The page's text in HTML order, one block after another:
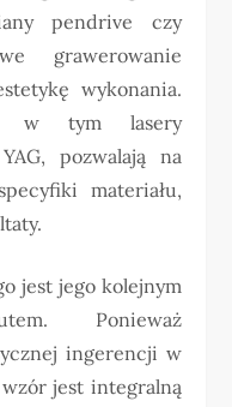
pendrive czy
grawerowanie
wykonania.
w tym lasery
pozwalają na
materiału,
jest jego kolejnym
Ponieważ
ingerencji w
jest integralną